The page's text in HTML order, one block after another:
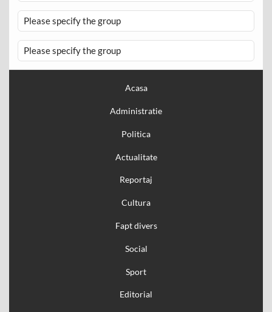
Please specify the group
Please specify the group
Acasa
Administratie
Politica
Actualitate
Reportaj
Cultura
Fapt divers
Social
Sport
Editorial